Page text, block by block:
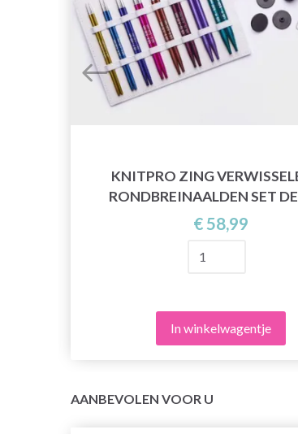
KNITPRO ZING
RONDBREINAALDEN SET
€ 58,99
In winkelwagentje
AANBEVOLEN VOOR U